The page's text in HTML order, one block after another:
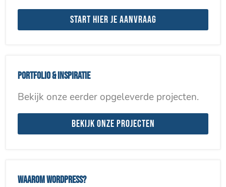
Start hier je aanvraag
Portfolio & inspiratie
Bekijk onze eerder opgeleverde projecten.
Bekijk onze projecten
Waarom WordPress?